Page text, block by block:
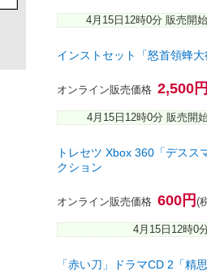
4月15日12時0分 販売開始
インストセット「怒首領蜂
オンライン販売価格 2,500
4月15日12時0分 販売開
トレセツ Xbox 360「デスス
クション
オンライン販売価格 600円 (
4月15日12時0
「赤い刀」ドラマCD 2「精